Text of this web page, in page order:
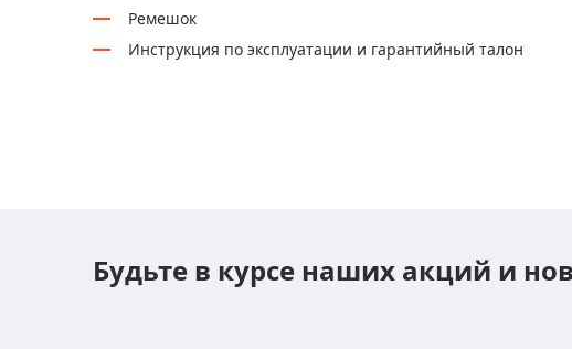
Ремешок
Инструкция по эксплуатации и гарантийный талон
Будьте в курсе наших акций и